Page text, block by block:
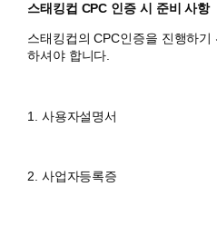
스태킹컵 CPC 인증 시 준비 사항
스태킹컵의 CPC인증을 진행하
하셔야 합니다.
1. 사용자설명서
2. 사업자등록증